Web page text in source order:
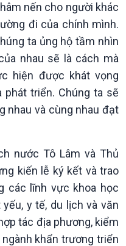
nến cho người khác
đi của chính mình.
ta ủng hộ tầm nhìn
nhau sẽ là cách mà
hiện được khát vọng
triển. Chúng ta sẽ
nhau và cùng nhau đạt
nước Tô Lâm và Thủ
kiến lễ ký kết và trao
các lĩnh vực khoa học
y tế, du lịch và văn
tác địa phương, kiểm
khẩn trương triển